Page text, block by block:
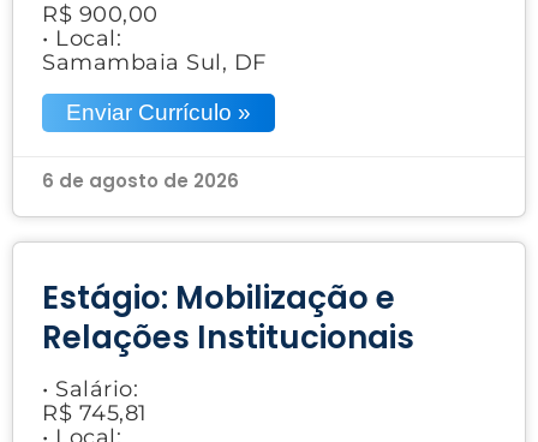
R$ 900,00
• Local:
Samambaia Sul, DF
Enviar Currículo »
6 de agosto de 2026
Estágio: Mobilização e
Relações Institucionais
• Salário:
R$ 745,81